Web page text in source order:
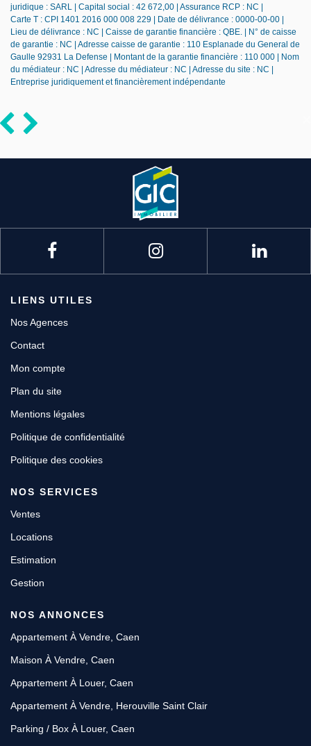
juridique : SARL | Capital social : 42 672,00 | Assurance RCP : NC |
Carte T : CPI 1401 2016 000 008 229 | Date de délivrance : 0000-00-00 |
Lieu de délivrance : NC | Caisse de garantie financière : QBE. | N° de caisse
de garantie : NC | Adresse caisse de garantie : 110 Esplanade du General de
Gaulle 92931 La Defense | Montant de la garantie financière : 110 000 | Nom
du médiateur : NC | Adresse du médiateur : NC | Adresse du site : NC |
Entreprise juridiquement et financièrement indépendante
LIENS UTILES
Nos Agences
Contact
Mon compte
Plan du site
Mentions légales
Politique de confidentialité
Politique des cookies
NOS SERVICES
Ventes
Locations
Estimation
Gestion
NOS ANNONCES
Appartement À Vendre, Caen
Maison À Vendre, Caen
Appartement À Louer, Caen
Appartement À Vendre, Herouville Saint Clair
Parking / Box À Louer, Caen